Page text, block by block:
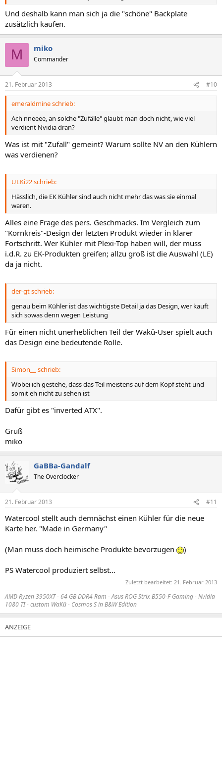
Und deshalb kann man sich ja die "schöne" Backplate
zusätzlich kaufen.
M miko
Commander
21. Februar 2013 #10
emeraldmine schrieb:
Ach nneeee, an solche "Zufälle" glaubt man doch nicht, wie viel
verdient Nvidia dran?
Was ist mit "Zufall" gemeint? Warum sollte NV an den Kühlern
was verdienen?
ULKi22 schrieb:
Hässlich, die EK Kühler sind auch nicht mehr das was sie einmal
waren.
Alles eine Frage des pers. Geschmacks. Im Vergleich zum
"Kornkreis"-Design der letzten Produkt wieder in klarer
Fortschritt. Wer Kühler mit Plexi-Top haben will, der muss
i.d.R. zu EK-Produkten greifen; allzu groß ist die Auswahl (LE)
da ja nicht.
der-gt schrieb:
genau beim Kühler ist das wichtigste Detail ja das Design, wer kauft
sich sowas denn wegen Leistung
Für einen nicht unerheblichen Teil der Wakü-User spielt auch
das Design eine bedeutende Rolle.
Simon__ schrieb:
Wobei ich gestehe, dass das Teil meistens auf dem Kopf steht und
somit eh nicht zu sehen ist
Dafür gibt es "inverted ATX".
Gruß
miko
GaBBa-Gandalf
The Overclocker
21. Februar 2013 #11
Watercool stellt auch demnächst einen Kühler für die neue
Karte her. "Made in Germany"
(Man muss doch heimische Produkte bevorzugen )
PS Watercool produziert selbst...
Zuletzt bearbeitet: 21. Februar 2013
AMD Ryzen 3950XT - 64 GB DDR4 Ram - Asus ROG Strix B550-F Gaming - Nvidia
1080 TI - custom WaKü - Cosmos S in B&W Edition